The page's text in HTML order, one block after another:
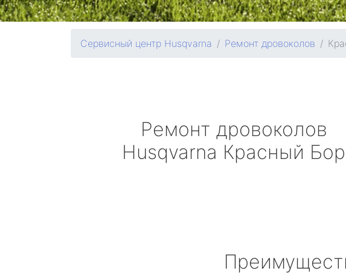
Сервисный центр Husqvarna Ремонт дровоколов
Ремонт дровоколов
Husqvarna Красный Бор